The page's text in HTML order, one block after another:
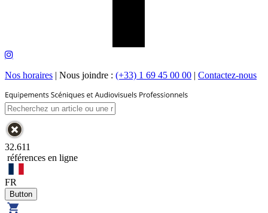
Nos horaires | Nous joindre : (+33) 1 69 45 00 00 | Contactez-nous
32.611
références en ligne
FR